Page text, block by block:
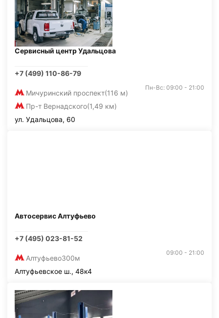
Сервисный центр Удальцова
+7 (499) 110-86-79
Мичуринский проспект(116 м)
Пр-т Вернадского(1,49 км)
Пн-Вс: 09:00 - 21:00
ул. Удальцова, 60
Автосервис Алтуфьево
+7 (495) 023-81-52
Алтуфьево300м
09:00 - 21:00
Алтуфьевское ш., 48к4